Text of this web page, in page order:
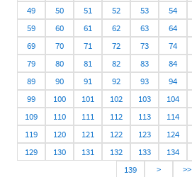
49
50 51 52 53 54
59
60 61 62 63 64
69
70 71 72 73 74
79
80 81 82 83 84
89
90 91 92 93 94
99
100 101 102 103 104
109
110 111 112 113 114
119
120 121 122 123 124
129
130 131 132 133 134
139
> >>